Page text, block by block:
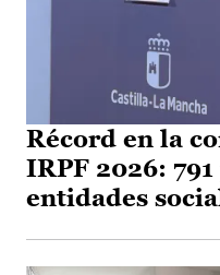
Récord en la
IRPF 2026:
entidades